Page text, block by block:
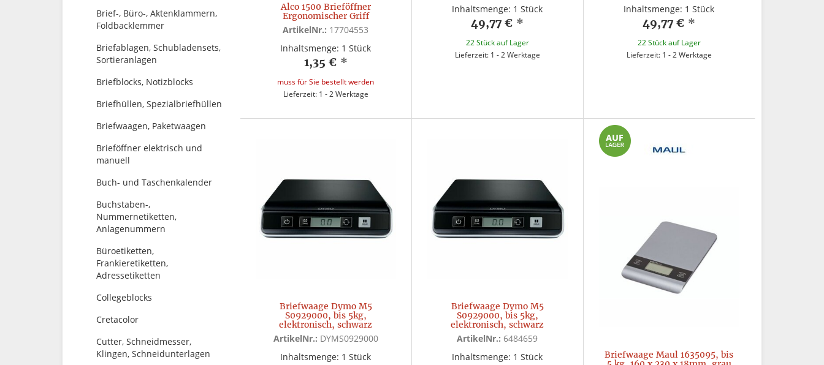
Alco 1500 Brieföffner
Ergonomischer Griff
ArtikelNr.: 17704553
Inhaltsmenge: 1 Stück
1,35 € *
muss für Sie bestellt werden
Lieferzeit: 1 - 2 Werktage
Inhaltsmenge: 1 Stück
49,77 € *
22 Stück auf Lager
Lieferzeit: 1 - 2 Werktage
Inhaltsmenge: 1 Stück
49,77 € *
22 Stück auf Lager
Lieferzeit: 1 - 2 Werktage
Briefwaage Dymo M5
S0929000, bis 5kg,
elektronisch, schwarz
ArtikelNr.: DYMS0929000
Inhaltsmenge: 1 Stück
Briefwaage Dymo M5
S0929000, bis 5kg,
elektronisch, schwarz
ArtikelNr.:6484659
Inhaltsmenge: 1 Stück
Briefwaage Maul 1635095, bis
Brief-, Büro-, Aktenklammern,
Foldbacklemmer
Briefablagen, Schubladensets,
Sortieranlagen
Briefblocks, Notizblocks
Briefhüllen, Spezialbriefhüllen
Briefwaagen, Paketwaagen
Brieföffner elektrisch und
manuell
Buch- und Taschenkalender
Buchstaben-,
Nummernetiketten,
Anlagenummern
Büroetiketten,
Frankieretiketten,
Adressetiketten
Collegeblocks
Cretacolor
Cutter, Schneidmesser,
Klingen, Schneidunterlagen